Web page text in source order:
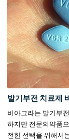
발기부전 치료제
비아그라는 발기부
하지만 전문의약품
전한 선택을 위해서